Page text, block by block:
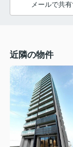
メールで共
近隣の物件